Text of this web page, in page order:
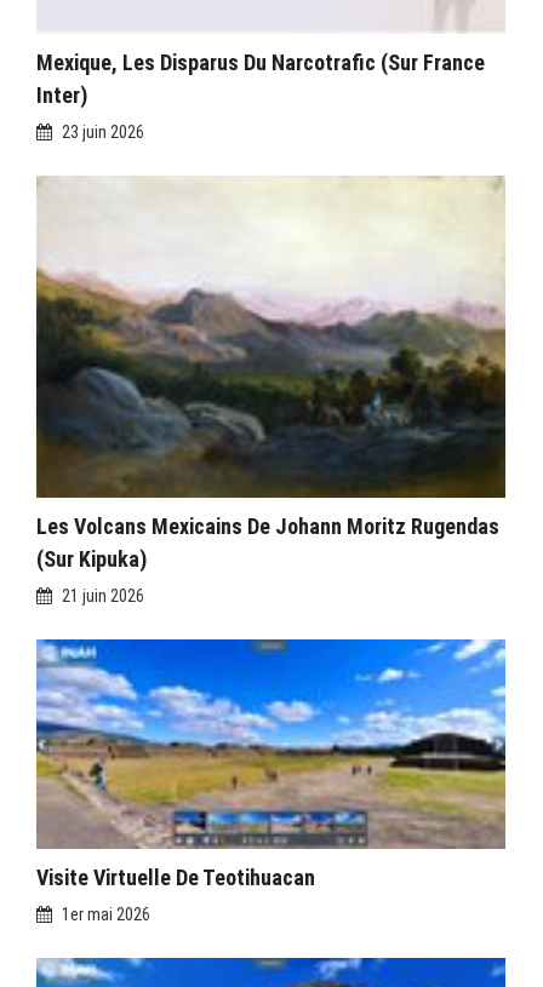
Mexique, Les Disparus Du Narcotrafic (sur France
Inter)
23 juin 2026
Les Volcans Mexicains De Johann Moritz Rugendas
(sur Kipuka)
21 juin 2026
Visite Virtuelle De Teotihuacan
1er mai 2026